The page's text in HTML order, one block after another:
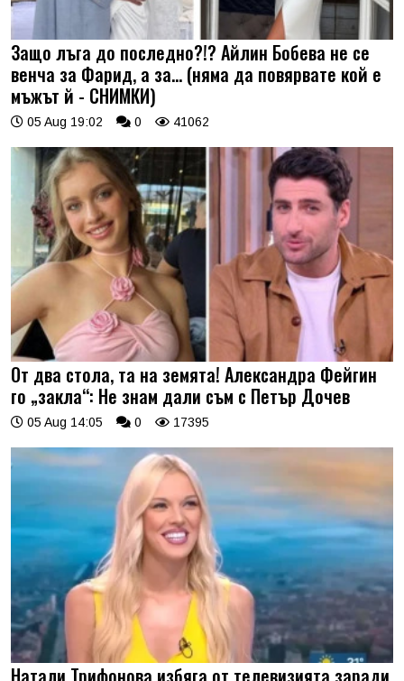
Защо лъга до последно?!? Айлин Бобева не се
венча за Фарид, а за... (няма да повярвате кой е
мъжът й - СНИМКИ)
05 Aug 19:02 0 41062
От два стола, та на земята! Александра Фейгин
го „закла“: Не знам дали съм с Петър Дочев
05 Aug 14:05 0 17395
Натали Трифонова избяга от телевизията заради